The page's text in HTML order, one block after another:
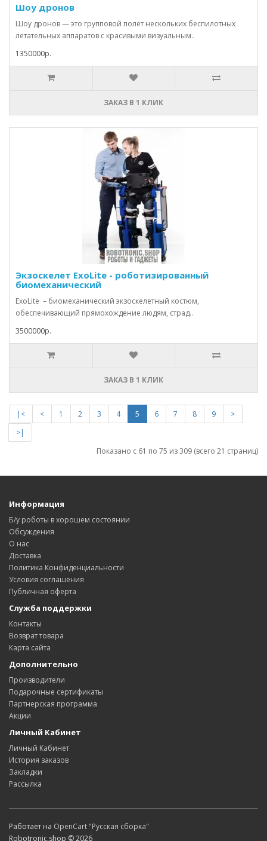
Шоу дронов
Шоу дронов — это групповой полет нескольких беспилотных
летательных аппаратов с красивыми визуальным..
1350000р.
ЗАКАЗ В 1 КЛИК
Экзоскелет ExoLite - роботизированный
биомеханический
ExoLite – биомеханический экзоскелетный костюм,
обеспечивающий прямохождение людям, страд..
3500000р.
ЗАКАЗ В 1 КЛИК
|< < 1 2 3 4 5 6 7 8 9
>
>|
Показано с 61 по 75 из 309 (всего 21 страниц)
Информация
Б/у роботы в хорошем состоянии
Обсуждения
О нас
Доставка
Политика Конфиденциальности
Условия соглашения
Публичная оферта
Служба поддержки
Контакты
Возврат товара
Карта сайта
Дополнительно
Производители
Подарочные сертификаты
Партнерская программа
Акции
Личный Кабинет
Личный Кабинет
История заказов
Закладки
Рассылка
Работает на OpenCart "Русская сборка"
Robotronic.shop © 2026